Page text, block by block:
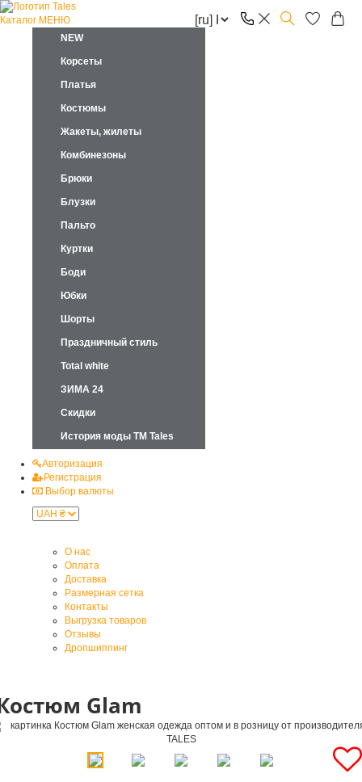
Каталог МЕНЮ
NEW
Корсеты
Платья
Костюмы
Жакеты, жилеты
Комбинезоны
Брюки
Блузки
Пальто
Куртки
Боди
Юбки
Шорты
Праздничный стиль
Total white
ЗИМА 24
Скидки
История моды ТМ Tales
Авторизация
Регистрация
Выбор валюты
О нас
Оплата
Доставка
Размерная сетка
Контакты
Выгрузка товаров
Отзывы
Дропшиппинг
Glam